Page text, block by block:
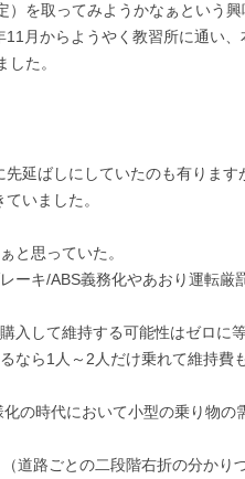
）を取ってみようかなぁという
月からようやく教習所に通い
た。
延ばしにしていたのも有ります
いました。
と思っていた。
ーキ/ABS義務化やあおり運転厳
入して維持する可能性はゼロに
なら1人～2人だけ乗れて維持費
の時代において小型の乗り物の
道路ごとの二段階右折の分かり